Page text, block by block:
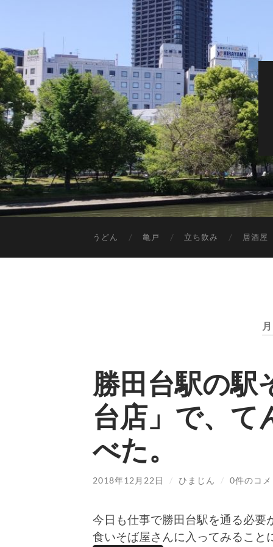
うどん 亀戸 立ち飲み 居酒屋
勝田台駅の駅
台店」で、て
べた。
2018年12月22日 / ひまじん / 0件のコメ
今日も仕事で勝田台駅を通る必
食いそば屋さんに入ってみること